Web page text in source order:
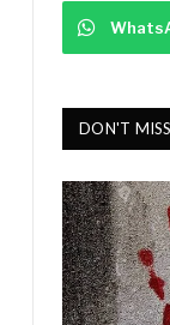
DON'T MISS